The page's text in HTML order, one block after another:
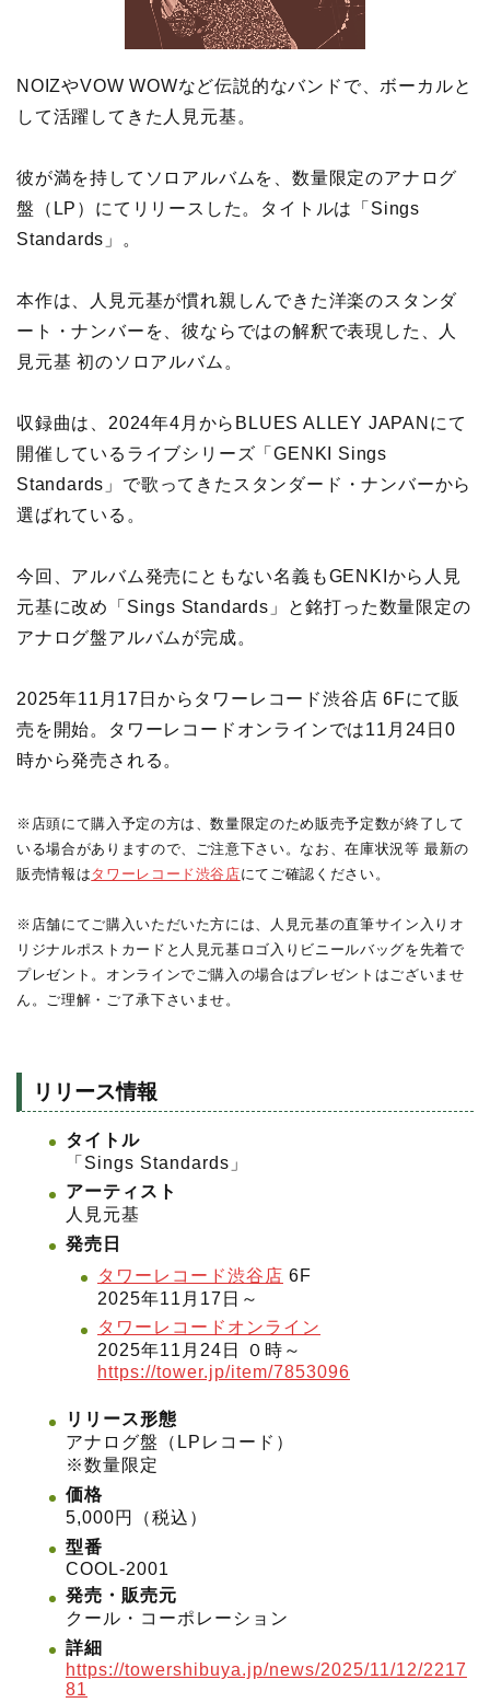
NOIZやVOW WOWなど伝説的なバンドで、ボーカルと
して活躍してきた人見元基。
彼が満を持してソロアルバムを、数量限定のアナログ
盤（LP）にてリリースした。タイトルは「Sings
Standards」。
本作は、人見元基が慣れ親しんできた洋楽のスタンダ
ート・ナンバーを、彼ならではの解釈で表現した、人
見元基 初のソロアルバム。
収録曲は、2024年4月からBLUES ALLEY JAPANにて
開催しているライブシリーズ「GENKI Sings
Standards」で歌ってきたスタンダード・ナンバーから
選ばれている。
今回、アルバム発売にともない名義もGENKIから人見
元基に改め「Sings Standards」と銘打った数量限定の
アナログ盤アルバムが完成。
2025年11月17日からタワーレコード渋谷店 6Fにて販
売を開始。タワーレコードオンラインでは11月24日0
時から発売される。
※店頭にて購入予定の方は、数量限定のため販売予定数が終了して
いる場合がありますので、ご注意下さい。なお、在庫状況等 最新の
販売情報はタワーレコード渋谷店にてご確認ください。
※店舗にてご購入いただいた方には、人見元基の直筆サイン入りオ
リジナルポストカードと人見元基ロゴ入りビニールバッグを先着で
プレゼント。オンラインでご購入の場合はプレゼントはございませ
ん。ご理解・ご了承下さいませ。
リリース情報
タイトル
「Sings Standards」
アーティスト
人見元基
発売日
タワーレコード渋谷店 6F
2025年11月17日～
タワーレコードオンライン
2025年11月24日 ０時～
https://tower.jp/item/7853096
リリース形態
アナログ盤（LPレコード）
※数量限定
価格
5,000円（税込）
型番
COOL-2001
発売・販売元
クール・コーポレーション
詳細
https://towershibuya.jp/news/2025/11/12/2217
81